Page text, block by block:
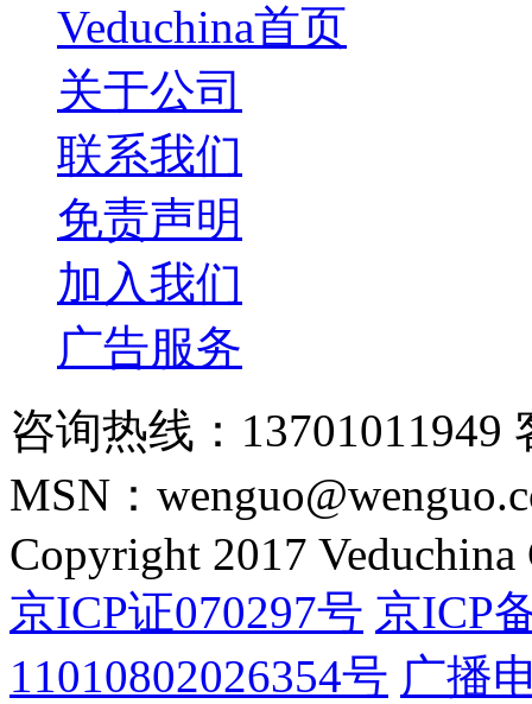
Veduchina首页
关于公司
联系我们
免责声明
加入我们
广告服务
咨询热线：13701011949
MSN：
Copyright 2017
京ICP证070297号 京ICP
11010802026354号 广播